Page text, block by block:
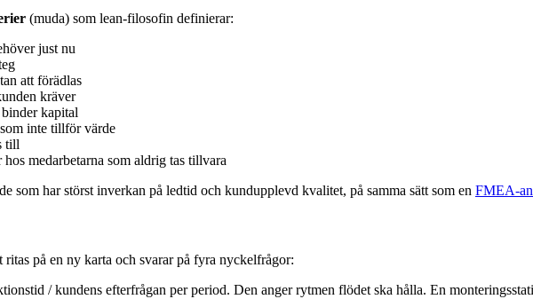
(muda) som lean-filosofin definierar:
just nu
att förädlas
kräver
kapital
inte tillför värde
till
hos medarbetarna som aldrig tas tillvara
som har störst inverkan på ledtid och kundupplevd kvalitet, på samma sätt som en FMEA-
på en ny karta och svarar på fyra nyckelfrågor:
/ kundens efterfrågan per period. Den anger rytmen flödet ska hålla. En